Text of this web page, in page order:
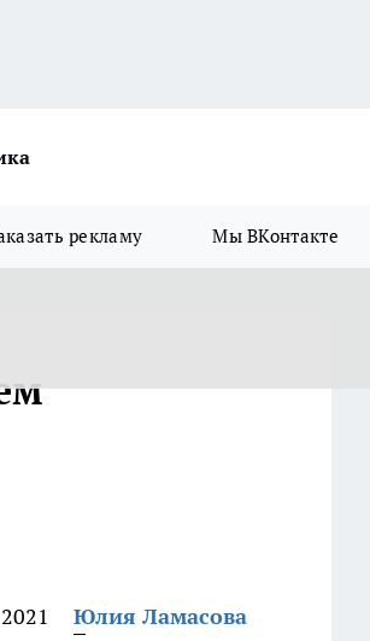
рекламу Мы ВКонтакте
Юлия Ламасова